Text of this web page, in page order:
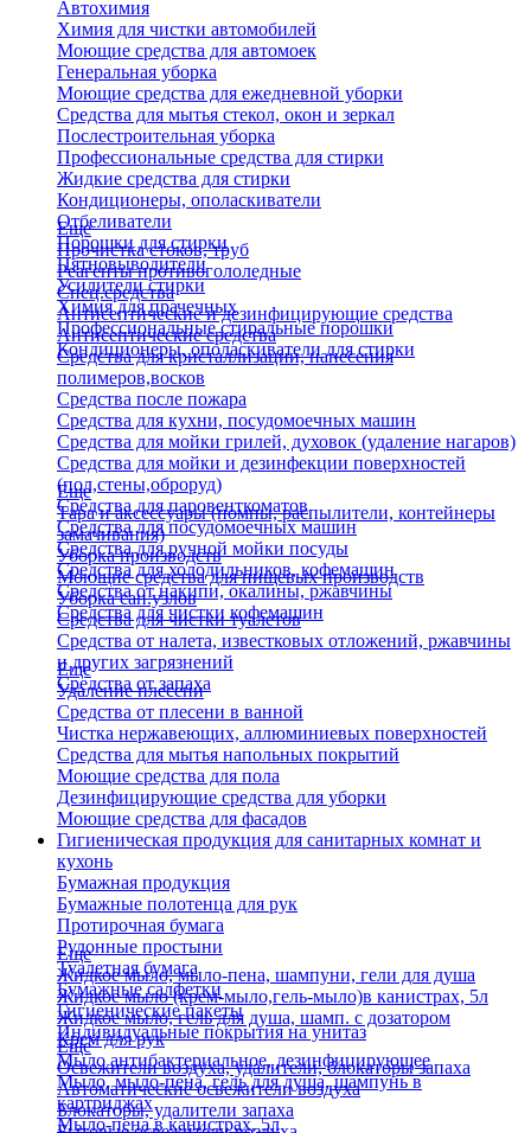
Автохимия
Химия для чистки автомобилей
Моющие средства для автомоек
Генеральная уборка
Моющие средства для ежедневной уборки
Средства для мытья стекол, окон и зеркал
Послестроительная уборка
Профессиональные средства для стирки
Жидкие средства для стирки
Кондиционеры, ополаскиватели
Отбеливатели
Порошки для стирки
Пятновыводители
Усилители стирки
Химия для прачечных
Профессиональные стиральные порошки
Кондиционеры, ополаскиватели для стирки
Еще
Прочистка стоков, труб
Реагенты противогололедные
Спец.средства
Антисептические и дезинфицирующие средства
Антисептические средства
Средства для кристаллизации, нанесения
полимеров,восков
Средства после пожара
Средства для кухни, посудомоечных машин
Средства для мойки грилей, духовок (удаление нагаров)
Средства для мойки и дезинфекции поверхностей
(пол,стены,оброруд)
Средства для паровенткоматов
Средства для посудомоечных машин
Средства для ручной мойки посуды
Средства для холодильников, кофемашин
Средства от накипи, окалины, ржавчины
Средства для чистки кофемашин
Еще
Тара и аксессуары (помпы, распылители, контейнеры
замачивания)
Уборка производств
Моющие средства для пищевых производств
Уборка сан.узлов
Средства для чистки туалетов
Средства от налета, известковых отложений, ржавчины
и других загрязнений
Средства от запаха
Еще
Удаление плесени
Средства от плесени в ванной
Чистка нержавеющих, аллюминиевых поверхностей
Средства для мытья напольных покрытий
Моющие средства для пола
Дезинфицирующие средства для уборки
Моющие средства для фасадов
Гигиеническая продукция для санитарных комнат и
кухонь
Бумажная продукция
Бумажные полотенца для рук
Протирочная бумага
Рулонные простыни
Туалетная бумага
Бумажные салфетки
Гигиенические пакеты
Индивидуальные покрытия на унитаз
Еще
Жидкое мыло, мыло-пена, шампуни, гели для душа
Жидкое мыло (крем-мыло,гель-мыло)в канистрах, 5л
Жидкое мыло, гель для душа, шамп. с дозатором
Крем для рук
Мыло антибактериальное, дезинфицирующее
Мыло, мыло-пена, гель для душа, шампунь в
картриджах
Мыло-пена в канистрах, 5л
Еще
Освежители воздуха, удалители, блокаторы запаха
Автоматические освежители воздуха
Блокаторы, удалители запаха